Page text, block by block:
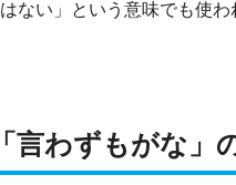
はない」という意味でも使わ
「言わずもがな」